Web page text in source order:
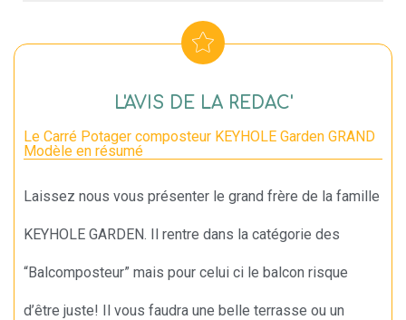
L'AVIS DE LA REDAC'
Le Carré Potager composteur KEYHOLE Garden GRAND
Modèle en résumé
Laissez nous vous présenter le grand frère de la famille
KEYHOLE GARDEN. Il rentre dans la catégorie des
“Balcomposteur” mais pour celui ci le balcon risque
d’être juste! Il vous faudra une belle terrasse ou un